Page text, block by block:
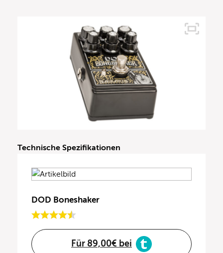
Technische Spezifikationen
DOD Boneshaker
Für 89,00€ bei